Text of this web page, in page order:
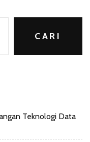
CARI
Teknologi Data